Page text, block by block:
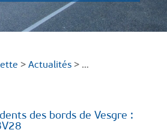
> Actualités > …
des bords de Vesgre :